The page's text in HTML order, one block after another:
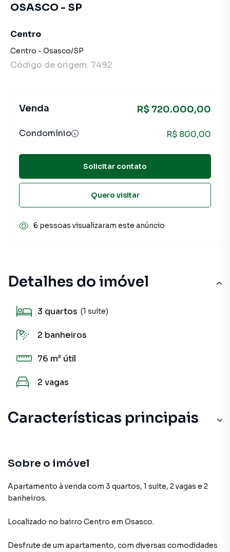
Detalhes do imóvel
3 quartos (1 suíte)
2 banheiros
76 m² útil
2 vagas
Características principais
Sobre o imóvel
Apartamento à venda com 3 quartos, 1 suite, 2 vagas e 2
banheiros.
Localizado no bairro Centro em Osasco.
Desfrute de um apartamento, com diversas comodidades
OSASCO - SP
Centro
Centro - Osasco/SP
Código de origem: 7492
Venda R$ 720.000,00
Condomínio R$ 800,00
Solicitar contato
Quero visitar
6 pessoas visualizaram este anúncio